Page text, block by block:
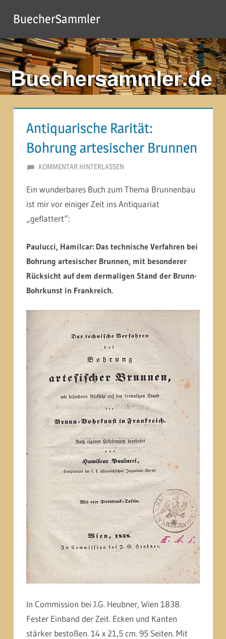
Inhalt
springen
BuecherSammler
Antiquarische Rarität:
Bohrung artesischer Brunnen
4. OKTOBER 2014
MARTINA BERG
KOMMENTAR HINTERLASSEN
Ein wunderbares Buch zum Thema Brunnenbau
ist mir vor einiger Zeit ins Antiquariat
„geflattert“:
Paulucci, Hamilcar: Das technische Verfahren bei
Bohrung artesischer Brunnen, mit besonderer
Rücksicht auf dem dermaligen Stand der Brunn-
Bohrkunst in Frankreich.
In Commission bei J.G. Heubner, Wien 1838.
Fester Einband der Zeit. Ecken und Kanten
stärker bestoßen. 14 x 21,5 cm. 95 Seiten. Mit